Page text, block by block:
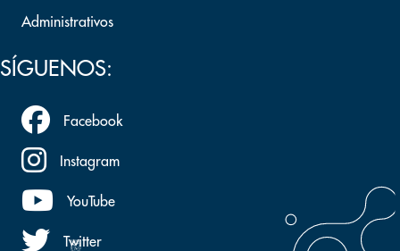
Administrativos
SÍGUENOS:
Facebook
Instagram
YouTube
Twitter